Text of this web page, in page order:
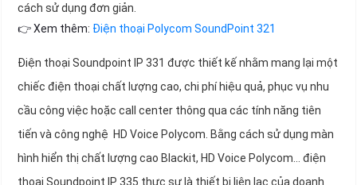
cách sử dụng đơn giản.
👉 Xem thêm: Điện thoại Polycom SoundPoint 321
Điện thoại Soundpoint IP 331 được thiết kế nhằm mang lại một
chiếc điện thoại chất lượng cao, chi phí hiệu quả, phục vụ nhu
cầu công việc hoặc call center thông qua các tính năng tiên
tiến và công nghệ HD Voice Polycom. Bằng cách sử dụng màn
hình hiển thị chất lượng cao Blackit, HD Voice Polycom... điện
thoại Soundpoint IP 335 thực sự là thiết bị liên lạc của doanh